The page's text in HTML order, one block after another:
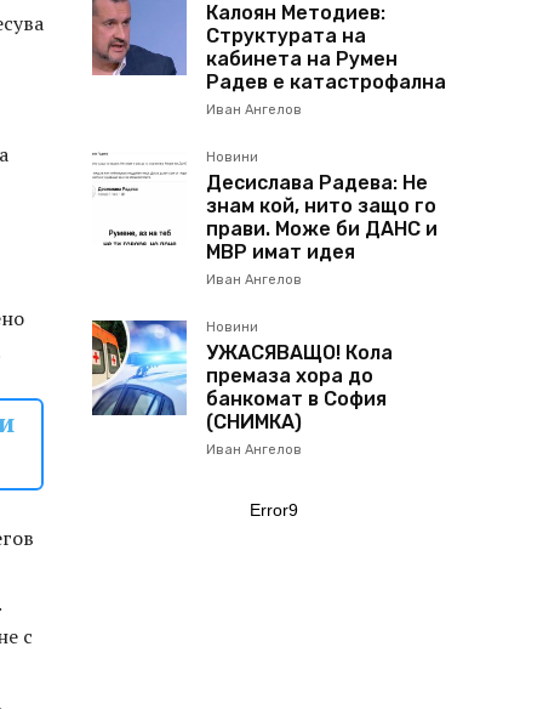
с
Калоян Методиев:
Структурата на
кабинета на Румен
Радев е катастрофална
Иван Ангелов
Новини
Десислава Радева: Не
знам кой, нито защо го
прави. Може би ДАНС и
МВР имат идея
Иван Ангелов
Новини
УЖАСЯВАЩО! Кола
премаза хора до
банкомат в София
(СНИМКА)
Иван Ангелов
Error9